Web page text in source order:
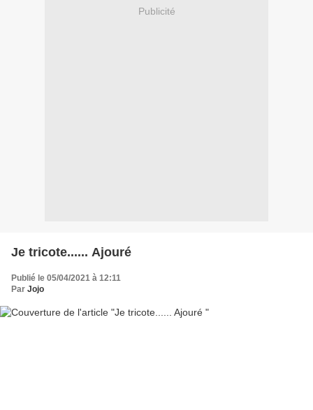
Publicité
Je tricote...... Ajouré
Publié le 05/04/2021 à 12:11
Par Jojo